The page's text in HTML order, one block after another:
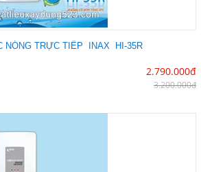
NÓNG TRỰC TIẾP INAX HI-35R
2.790.000đ
3.200.000đ